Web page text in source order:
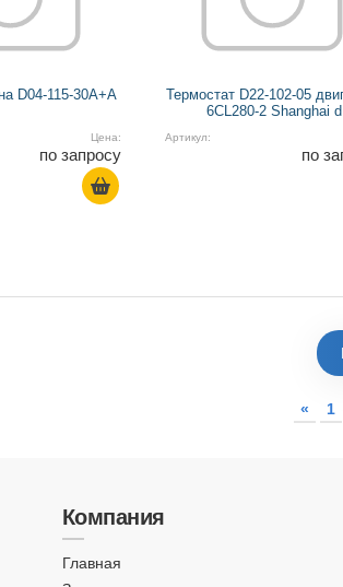
D04-115-30A+A
Цена:
по запросу
Термостат D22-102-05
6CL280-2 Shanghai d
Артикул:
по
« 1
Компания
Главная